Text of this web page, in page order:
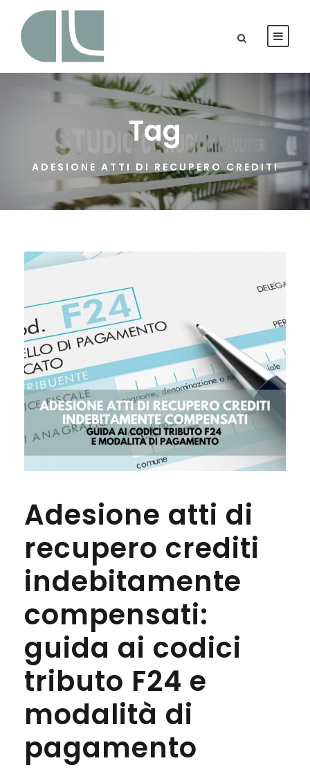
Tag
ADESIONE ATTI DI RECUPERO CREDITI
Adesione atti di
recupero crediti
indebitamente
compensati:
guida ai codici
tributo F24 e
modalità di
pagamento